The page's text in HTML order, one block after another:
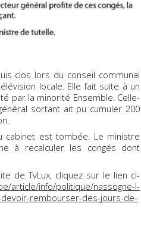
clos lors du conseil communal
locale. Elle fait suite à un
par la minorité Ensemble. Celle-
sortant ait pu cumuler 200
cabinet est tombée. Le ministre
à recalculer les congés dont
de TvLux, cliquez sur le lien ci-
article/info/politique/nassogne-l-
rembourser-des-jours-de-